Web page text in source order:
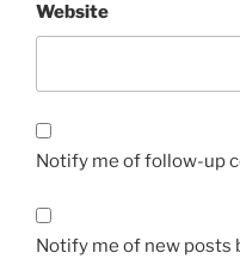
Website
Notify me of follow-up
Notify me of new posts